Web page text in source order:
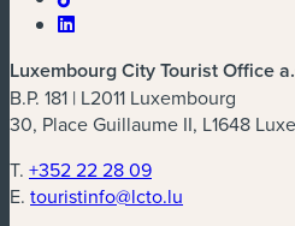
Luxembourg City Tourist Office
B.P. 181 | L2011 Luxembourg
30, Place Guillaume II, L1648
T. +352 22 28 09
E. touristinfo@lcto.lu